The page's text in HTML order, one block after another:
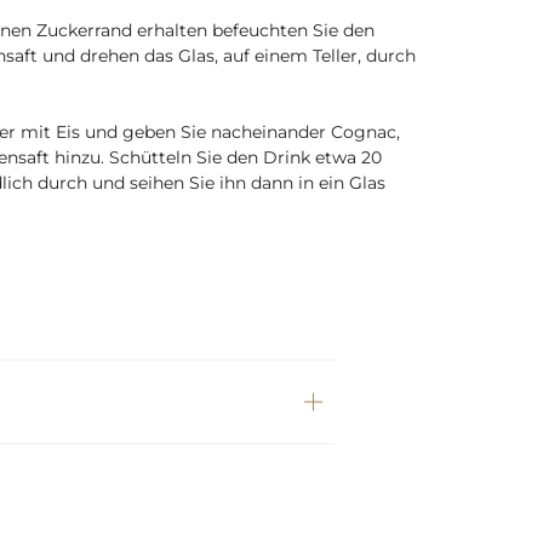
Zuckerrand erhalten befeuchten Sie den
und drehen das Glas, auf einem Teller, durch
mit Eis und geben Sie nacheinander Cognac,
hinzu. Schütteln Sie den Drink etwa 20
durch und seihen Sie ihn dann in ein Glas